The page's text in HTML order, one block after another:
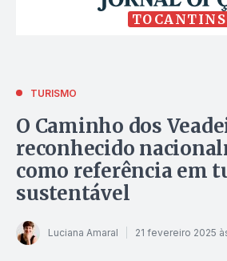
TOCANTINS
TURISMO
O Caminho dos
reconhecido
como referência em
sustentável
Luciana Amaral 21 fevereiro 2025